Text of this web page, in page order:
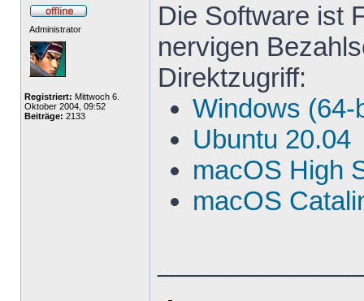
Administrator
Registriert: Mittwoch 6.
Oktober 2004, 09:52
Beiträge: 2133
Die Software ist
nervigen
Direktzugriff:
Windows (64-
Ubuntu 20.04
macOS High
macOS